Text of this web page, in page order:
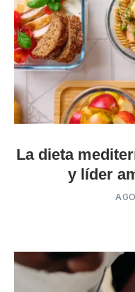
La dieta
y líder